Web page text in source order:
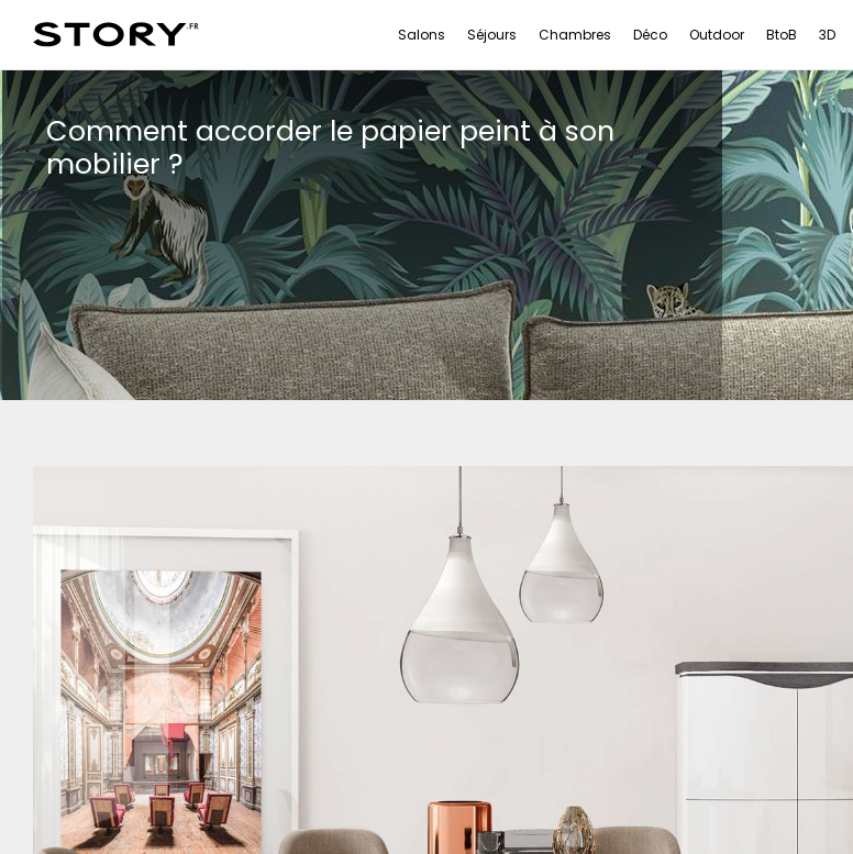
Salons Séjours Chambres Déco Outdoor BtoB 3D
Comment accorder le papier peint à son
mobilier ?